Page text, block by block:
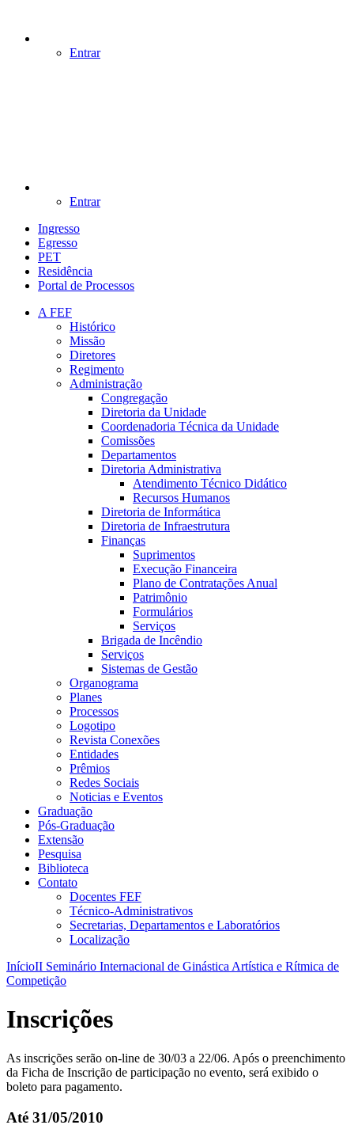
Entrar
Entrar
Ingresso
Egresso
PET
Residência
Portal de Processos
A FEF
Histórico
Missão
Diretores
Regimento
Administração
Congregação
Diretoria da Unidade
Coordenadoria Técnica da Unidade
Comissões
Departamentos
Diretoria Administrativa
Atendimento Técnico Didático
Recursos Humanos
Diretoria de Informática
Diretoria de Infraestrutura
Finanças
Suprimentos
Execução Financeira
Plano de Contratações Anual
Patrimônio
Formulários
Serviços
Brigada de Incêndio
Serviços
Sistemas de Gestão
Organograma
Planes
Processos
Logotipo
Revista Conexões
Entidades
Prêmios
Redes Sociais
Noticias e Eventos
Graduação
Pós-Graduação
Extensão
Pesquisa
Biblioteca
Contato
Docentes FEF
Técnico-Administrativos
Secretarias, Departamentos e Laboratórios
Localização
InícioII Seminário Internacional de Ginástica Artística e Rítmica de
Competição
Inscrições
As inscrições serão on-line de 30/03 a 22/06. Após o preenchimento
da Ficha de Inscrição de participação no evento, será exibido o
boleto para pagamento.
Até 31/05/2010